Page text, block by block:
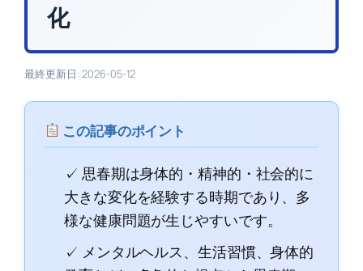
化
最終更新日: 2026-05-12
この記事のポイント
✓ 思春期は身体的・精神的・社会的に
大きな変化を経験する時期であり、多
様な健康問題が生じやすいです。
✓ メンタルヘルス、生活習慣、身体的